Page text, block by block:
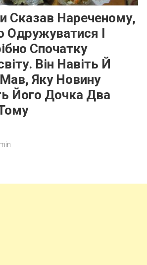
Сказав Нареченому,
Одружуватися І
Спочатку
Він Навіть Й
Яку Новину
Його Дочка Два